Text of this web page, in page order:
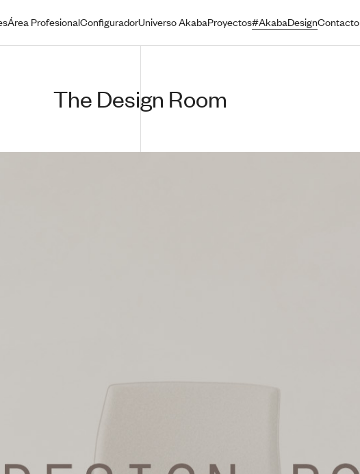
Área ProfesionalConfiguradorUniverso AkabaProyectos#AkabaDesignContacto
The Design Room